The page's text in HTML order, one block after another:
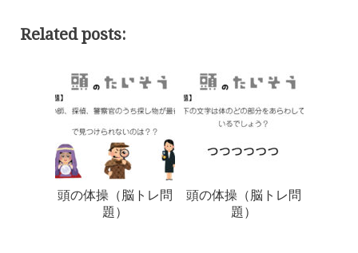
Related posts:
頭の体操（脳トレ問
題）
頭の体操（脳トレ問
題）